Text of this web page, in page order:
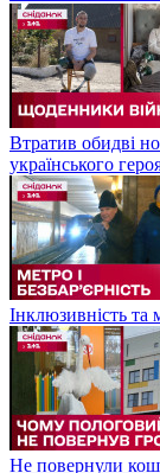
Втратив обидві
українського
Інклюзивність та
Не повернули